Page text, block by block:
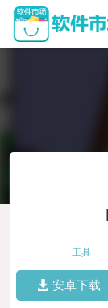
工具
安卓下载